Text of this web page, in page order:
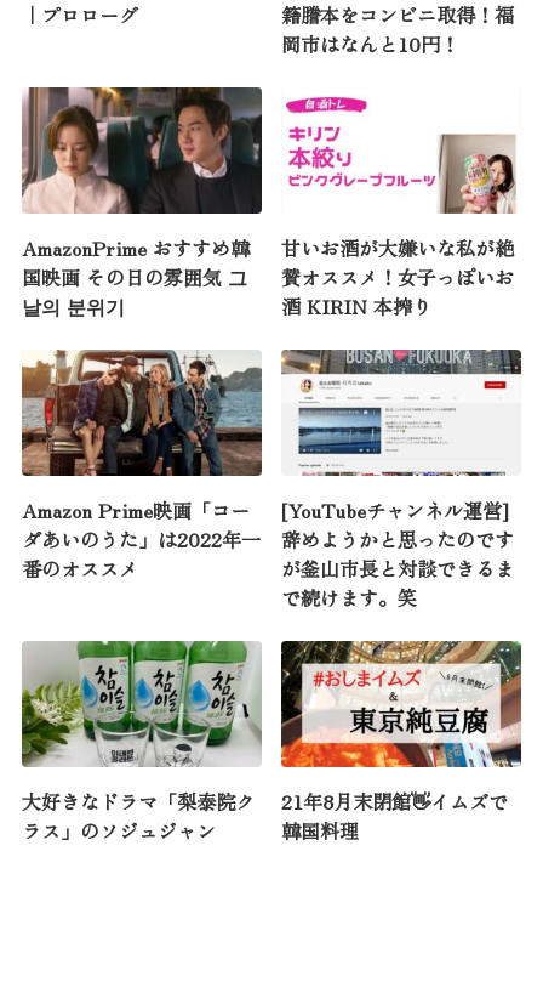
｜プロローグ
籍謄本をコンビニ取得！福
岡市はなんと10円！
AmazonPrime おすすめ韓
国映画 その日の雰囲気 그
날의 분위기
甘いお酒が大嫌いな私が絶
賛オススメ！女子っぽいお
酒 KIRIN 本搾り
Amazon Prime映画「コー
ダあいのうた」は2022年一
番のオススメ
[YouTubeチャンネル運営]
辞めようかと思ったのです
が釜山市長と対談できるま
で続けます。笑
大好きなドラマ「梨泰院ク
ラス」のソジュジャン
21年8月末閉館👋イムズで
韓国料理